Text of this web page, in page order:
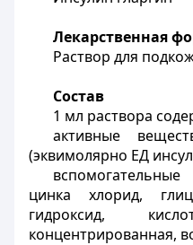
Лекарственная
Раствор для
Состав
1 мл раствора
активные
(эквимолярно ЕД
цинка хлорид,
гидроксид,
концентрированная,